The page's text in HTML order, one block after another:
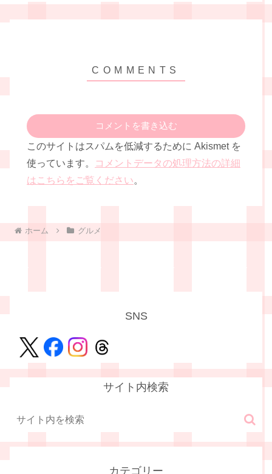
コメントを書き込む
このサイトはスパムを低減するために Akismet を
使っています。
コメントデータの処理方法の詳細
はこちらをご覧ください。
ホーム グルメ
SNS
サイト内検索
カテゴリー